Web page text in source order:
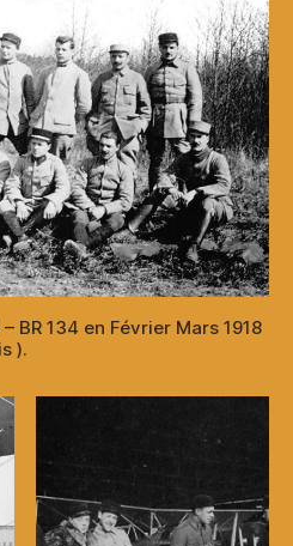
BR 134 en Février Mars 1918
).